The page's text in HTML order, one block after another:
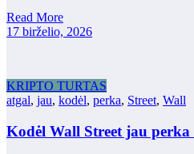
Read More
17 birželio, 2026
KRIPTO TURTAS
atgal, jau, kodėl, perka, Street, Wall
Kodėl Wall Street jau perka